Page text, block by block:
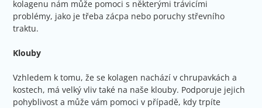
kolagenu nám může pomoci s některými trávicími
problémy, jako je třeba zácpa nebo poruchy střevního
traktu.
Klouby
Vzhledem k tomu, že se kolagen nachází v chrupavkách a
kostech, má velký vliv také na naše klouby. Podporuje jejich
pohyblivost a může vám pomoci v případě, kdy trpíte